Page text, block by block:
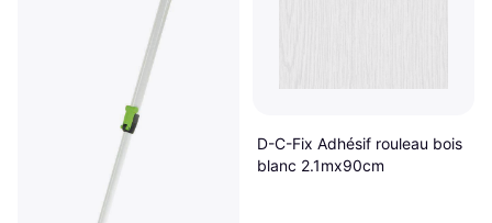
D-C-Fix Adhésif rouleau bois
blanc 2.1mx90cm